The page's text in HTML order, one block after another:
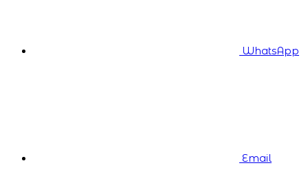
WhatsApp
Email